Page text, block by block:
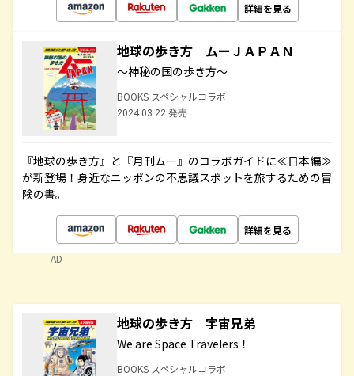
詳細を見る
地球の歩き方 ムーＪＡＰＡＮ
～神秘の国の歩き方～
BOOKS スペシャルコラボ
2024.03.22 発売
『地球の歩き方』と『月刊ムー』のコラボガイドに≪日本編≫
が新登場！身近なニッポンの不思議スポットを旅するための冒
険の書。
詳細を見る
AD
地球の歩き方 宇宙兄弟
We are Space Travelers！
BOOKS スペシャルコラボ